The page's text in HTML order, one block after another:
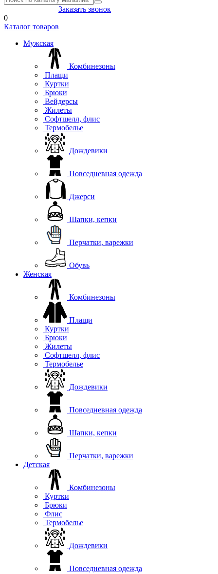
Заказать звонок
0
Каталог товаров
Мужская
Комбинезоны
Плащи
Куртки
Брюки
Вейдерсы
Жилеты
Софтшелл, флис
Термобелье
Дождевики
Повседневная одежда
Джерси
Шапки, кепки
Перчатки, варежки
Обувь
Женская
Комбинезоны
Плащи
Куртки
Брюки
Жилеты
Софтшелл, флис
Термобелье
Дождевики
Повседневная одежда
Шапки, кепки
Перчатки, варежки
Детская
Комбинезоны
Куртки
Брюки
Флис
Термобелье
Дождевики
Повседневная одежда